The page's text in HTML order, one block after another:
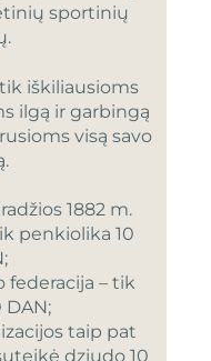
sportinių
iškiliausioms
ilgą ir garbingą
visą savo
1882 m.
penkiolika 10
federacija – tik
DAN;
taip pat
dziudo 10